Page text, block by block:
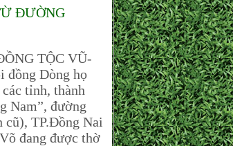
ĐƯỜNG
TỘC VŨ-
đồng Dòng họ
tỉnh, thành
Nam”, đường
cũ), TP.Đồng Nai
đang được thờ